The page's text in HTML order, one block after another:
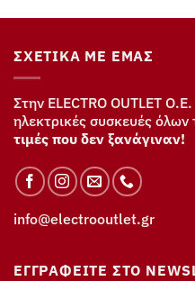
ΣΧΕΤΙΚΆ ΜΕ ΕΜΆΣ
Στην ELECTRO OUTLET
ηλεκτρικές συσκευές
τιμές που δεν ξανάγιναν!
info@electrooutlet.gr
ΕΓΓΡΑΦΕΊΤΕ ΣΤΟ